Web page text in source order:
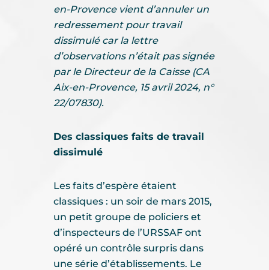
en-Provence vient d’annuler un
redressement pour travail
dissimulé car la lettre
d’observations n’était pas signée
par le Directeur de la Caisse (CA
Aix-en-Provence, 15 avril 2024, n°
22/07830).
Des classiques faits de travail
dissimulé
Les faits d’espère étaient
classiques : un soir de mars 2015,
un petit groupe de policiers et
d’inspecteurs de l’URSSAF ont
opéré un contrôle surpris dans
une série d’établissements. Le